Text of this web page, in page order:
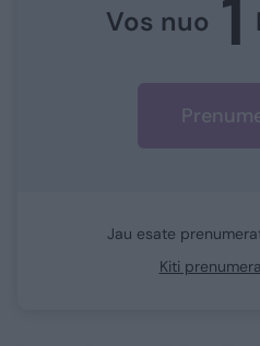
Vos nuo 1
Jau esate
Kiti